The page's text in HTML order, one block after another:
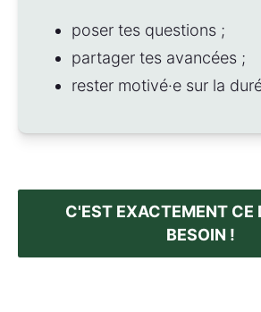
poser tes questions ;
partager tes avancées ;
rester motivé·e sur la
C'EST EXACTEMENT CE
BESOIN !